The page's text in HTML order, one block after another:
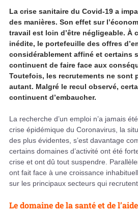
La crise sanitaire du Covid-19 a
des manières. Son effet sur
travail est loin d’être négligeable. À
inédite, le portefeuille des offres
considérablement affiné et certains
continuent de faire face aux
Toutefois, les recrutements ne sont
autant. Malgré le recul observé,
continuent d’embaucher.
La recherche d’un emploi n’a jamais
crise épidémique du Coronavirus, la
des plus évidentes, s’est davantage
certains domaines d’activité ont été
crise et ont dû tout suspendre.
ont fait face à une croissance
sur les principaux secteurs qui
Le domaine de la santé et de